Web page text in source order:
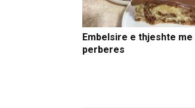
Embelsire e thjeshte me
perberes